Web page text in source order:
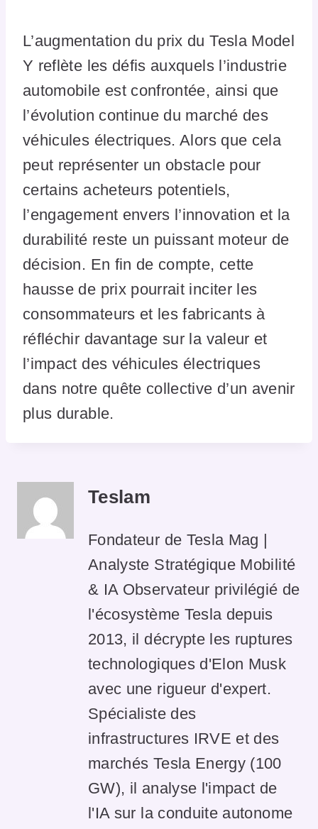
L’augmentation du prix du Tesla Model
Y reflète les défis auxquels l’industrie
automobile est confrontée, ainsi que
l’évolution continue du marché des
véhicules électriques. Alors que cela
peut représenter un obstacle pour
certains acheteurs potentiels,
l’engagement envers l’innovation et la
durabilité reste un puissant moteur de
décision. En fin de compte, cette
hausse de prix pourrait inciter les
consommateurs et les fabricants à
réfléchir davantage sur la valeur et
l’impact des véhicules électriques
dans notre quête collective d’un avenir
plus durable.
Teslam
Fondateur de Tesla Mag |
Analyste Stratégique Mobilité
& IA Observateur privilégié de
l'écosystème Tesla depuis
2013, il décrypte les ruptures
technologiques d'Elon Musk
avec une rigueur d'expert.
Spécialiste des
infrastructures IRVE et des
marchés Tesla Energy (100
GW), il analyse l'impact de
l'IA sur la conduite autonome